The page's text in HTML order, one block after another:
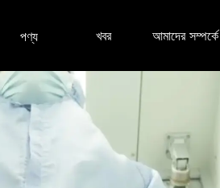
পণ্য খবর আমাদের সম্পর্কে